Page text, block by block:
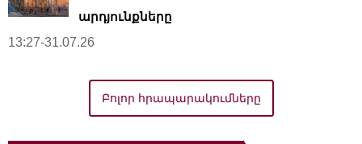
արդյունքները
13:27-31.07.26
Բոլոր հրապարակումները